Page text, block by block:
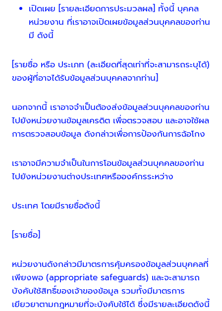
เปิดเผย [รายละเอียดการประมวลผล] ทั้งนี้ บุคคล
หน่วยงาน ที่เราอาจเปิดเผยข้อมูลส่วนบุคคลของท่าน
มี ดังนี้
[รายชื่อ หรือ ประเภท (ละเอียดที่สุดเท่าที่จะสามารถระบุได้)
ของผู้ที่อาจได้รับข้อมูลส่วนบุคคลจากท่าน]
นอกจากนี้ เราอาจจำเป็นต้องส่งข้อมูลส่วนบุคคลของท่าน
ไปยังหน่วยงานข้อมูลเครดิต เพื่อตรวจสอบ และอาจใช้ผล
การตรวจสอบข้อมูล ดังกล่าวเพื่อการป้องกันการฉ้อโกง
เราอาจมีความจำเป็นในการโอนข้อมูลส่วนบุคคลของท่าน
ไปยังหน่วยงานต่างประเทศหรือองค์กรระหว่าง
ประเทศ โดยมีรายชื่อดังนี้
[รายชื่อ]
หน่วยงานดังกล่าวมีมาตรการคุ้มครองข้อมูลส่วนบุคคลที่
เพียงพอ (appropriate safeguards) และจะสามารถ
บังคับใช้สิทธิ์ของเจ้าของข้อมูล รวมทั้งมีมาตรการ
เยียวยาตามกฎหมายที่จะบังคับใช้ได้ ซึ่งมีรายละเอียดดังนี้